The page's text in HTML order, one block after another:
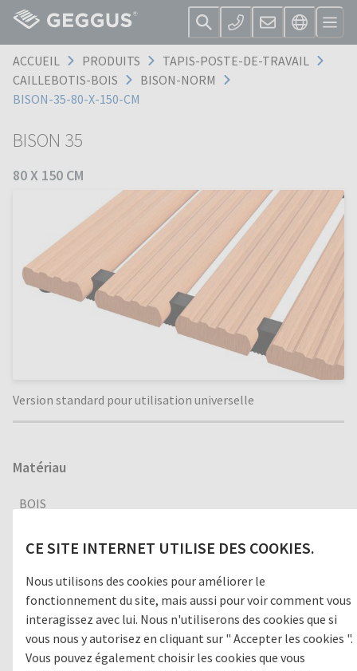
CE SITE INTERNET UTILISE DES COOKIES.
Nous utilisons des cookies pour améliorer le
fonctionnement du site, mais aussi pour voir comment vous
interagissez avec lui. Nous n'utiliserons des cookies que si
vous nous y autorisez en cliquant sur " Accepter les cookies ".
Vous pouvez également choisir les cookies que vous
ACCUEIL PRODUITS
TAPIS-POSTE-DE-TRAVAIL
CAILLEBOTIS-BOIS
BISON-NORM
BISON-35-80-X-150-CM
BISON 35
80 X 150 CM
Version standard pour utilisation universelle
Matériau
BOIS
Version
OUVERT